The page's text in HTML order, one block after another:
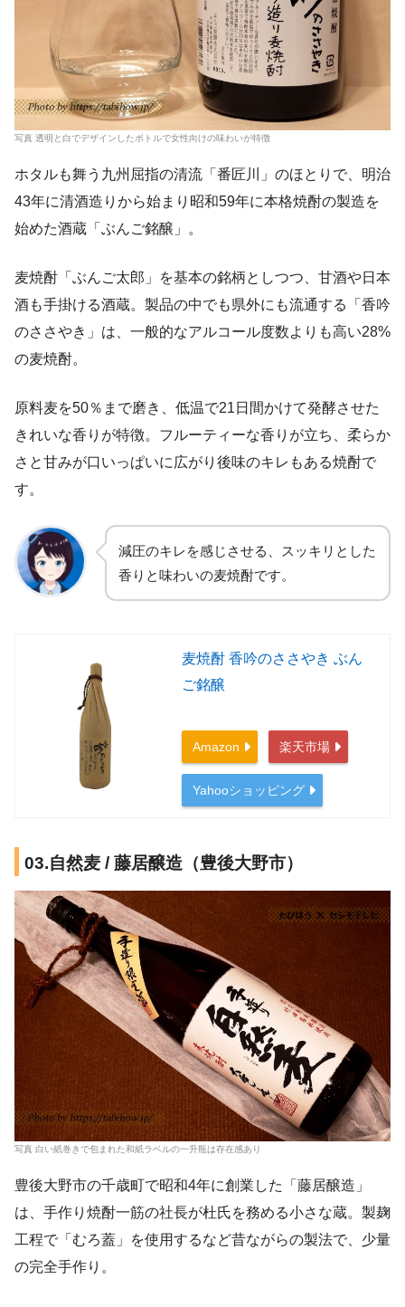
写真 透明と白でデザインしたボトルで女性向けの味わいが特徴
ホタルも舞う九州屈指の清流「番匠川」のほとりで、明治
43年に清酒造りから始まり昭和59年に本格焼酎の製造を
始めた酒蔵「ぶんご銘醸」。
麦焼酎「ぶんご太郎」を基本の銘柄としつつ、甘酒や日本
酒も手掛ける酒蔵。製品の中でも県外にも流通する「香吟
のささやき」は、一般的なアルコール度数よりも高い28%
の麦焼酎。
原料麦を50％まで磨き、低温で21日間かけて発酵させた
きれいな香りが特徴。フルーティーな香りが立ち、柔らか
さと甘みが口いっぱいに広がり後味のキレもある焼酎で
す。
減圧のキレを感じさせる、スッキリとした
香りと味わいの麦焼酎です。
麦焼酎 香吟のささやき ぶん
ご銘醸
Amazon 楽天市場
Yahooショッピング
03.自然麦 / 藤居醸造（豊後大野市）
写真 白い紙巻きで包まれた和紙ラベルの一升瓶は存在感あり
豊後大野市の千歳町で昭和4年に創業した「藤居醸造」
は、手作り焼酎一筋の社長が杜氏を務める小さな蔵。製麹
工程で「むろ蓋」を使用するなど昔ながらの製法で、少量
の完全手作り。